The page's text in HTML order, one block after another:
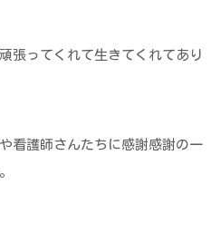
張ってくれて生きてくれてあり
看護師さんたちに感謝感謝の一